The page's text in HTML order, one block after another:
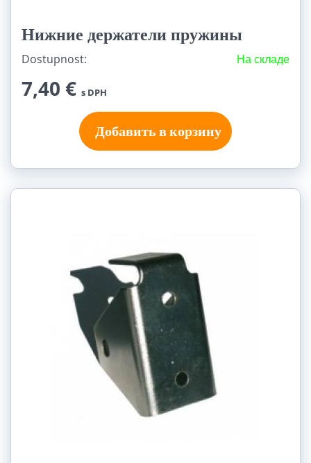
Нижние держатели пружины
Dostupnost: На складе
7,40 € s DPH
Добавить в корзину